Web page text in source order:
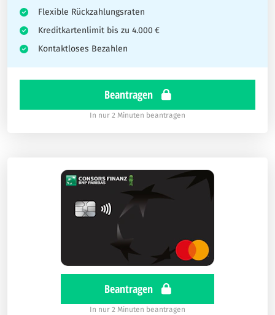
Flexible Rückzahlungsraten
Kreditkartenlimit bis zu 4.000 €
Kontaktloses Bezahlen
Beantragen
In nur 2 Minuten beantragen
Beantragen
In nur 2 Minuten beantragen